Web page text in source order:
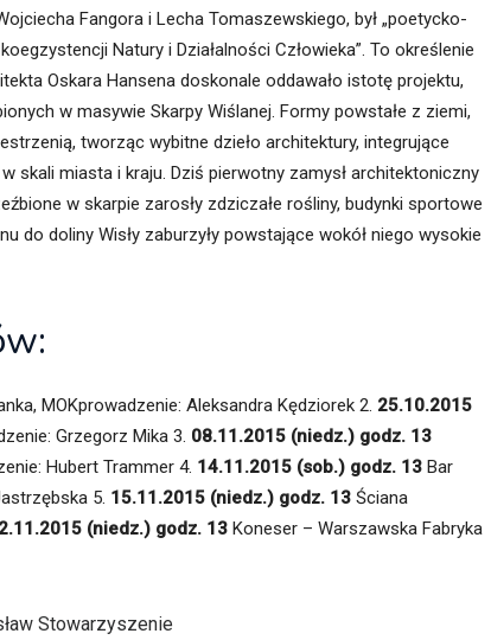
Fangora i Lecha Tomaszewskiego, był „poetycko-
Natury i Działalności Człowieka”. To określenie
Oskara Hansena doskonale oddawało istotę projektu,
w masywie Skarpy Wiślanej. Formy powstałe z ziemi,
tworząc wybitne dzieło architektury, integrujące
skali miasta i kraju. Dziś pierwotny zamysł architektoniczny
w skarpie zarosły zdziczałe rośliny, budynki sportowe
do doliny Wisły zaburzyły powstające wokół niego wysokie
MOKprowadzenie: Aleksandra Kędziorek 2. 25.10.2015
Grzegorz Mika 3. 08.11.2015 (niedz.) godz. 13
Hubert Trammer 4. 14.11.2015 (sob.) godz. 13 Bar
5. 15.11.2015 (niedz.) godz. 13 Ściana
(niedz.) godz. 13 Koneser – Warszawska Fabryka
Stowarzyszenie